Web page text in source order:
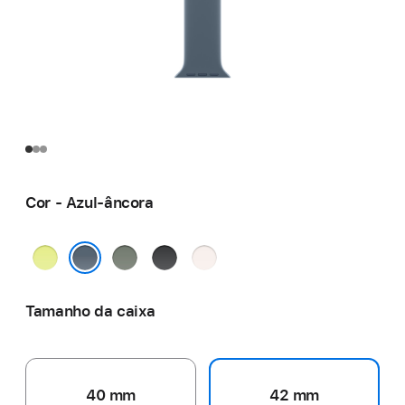
Cor - Azul-âncora
Amarelo-
Verde-Preto Rosa leve
Tamanho da caixa
40 mm 42 mm